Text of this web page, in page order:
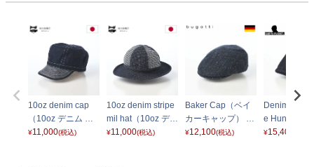
10oz denim cap
（10oz デニム キ
ャップ） インディ
¥11,000(税込)
10oz denim stripe
mil hat（10oz デニ
ム ストライプ ミリ
¥11,000(税込)
Baker Cap（ベイ
カーキャップ） 62
9105 デニム
¥12,100(税込)
Denim
e Hunting（
ヘリンボン
¥15,400